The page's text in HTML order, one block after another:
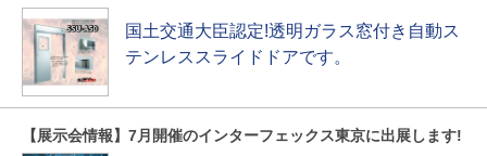
国土交通大臣認定!透明ガラス窓付き自動ス
テンレススライドドアです。
【展示会情報】7月開催のインターフェックス東京に出展します!